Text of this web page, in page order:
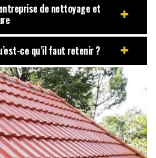
de nettoyage et
ce qu’il faut retenir ?